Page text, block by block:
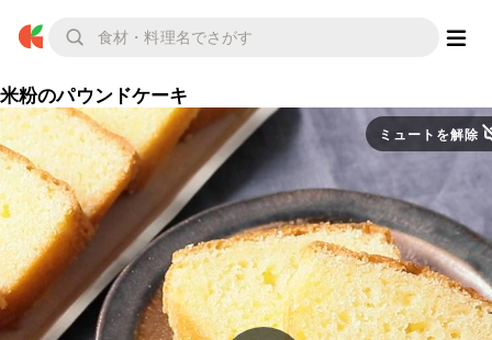
米粉のパウンドケーキ
ミュートを解除